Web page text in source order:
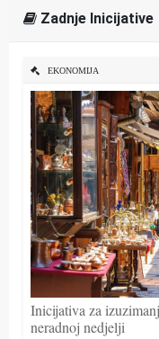
Zadnje Inicijative
EKONOMIJA
Inicijativa za
neradnoj nedjelji